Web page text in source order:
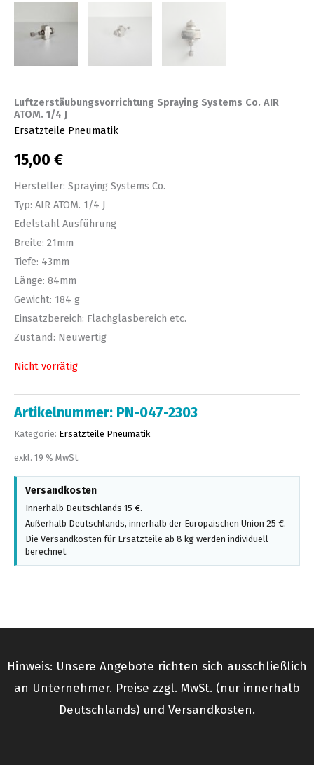
Luftzerstäubungsvorrichtung Spraying Systems Co. AIR
ATOM. 1/4 J
Ersatzteile Pneumatik
15,00 €
Hersteller: Spraying Systems Co.
Typ: AIR ATOM. 1/4 J
Edelstahl Ausführung
Breite: 21mm
Tiefe: 43mm
Länge: 84mm
Gewicht: 184 g
Einsatzbereich: Flachglasbereich etc.
Zustand: Neuwertig
Nicht vorrätig
Artikelnummer: PN-047-2303
Kategorie: Ersatzteile Pneumatik
exkl. 19 % MwSt.
Versandkosten
Innerhalb Deutschlands 15 €.
Außerhalb Deutschlands, innerhalb der Europäischen Union 25 €.
Die Versandkosten für Ersatzteile ab 8 kg werden individuell
berechnet.
Hinweis: Unsere Angebote richten sich ausschließlich
an Unternehmer. Preise zzgl. MwSt. (nur innerhalb
Deutschlands) und Versandkosten.